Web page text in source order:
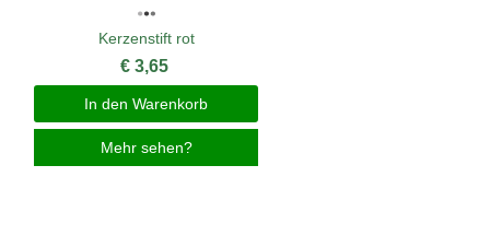
Kerzenstift rot
€ 3,65
In den Warenkorb
Mehr sehen?